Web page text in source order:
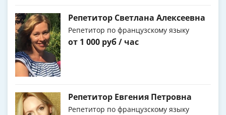
Репетитор Светлана Алексеевна
Репетитор по французскому языку
от 1 000 руб / час
Репетитор Евгения Петровна
Репетитор по французскому языку